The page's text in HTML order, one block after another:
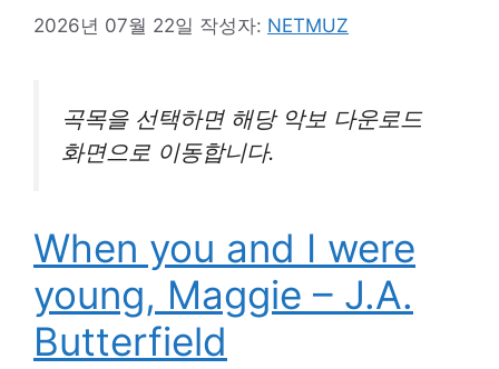
2026년 07월 22일 작성자: NETMUZ
곡목을 선택하면 해당 악보 다운로드
화면으로 이동합니다.
When you and I were
young, Maggie – J.A.
Butterfield